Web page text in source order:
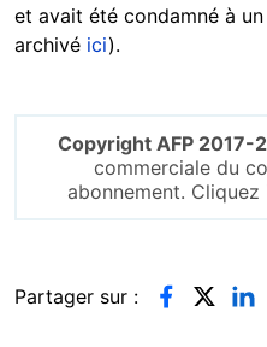
et avait été condamné à
archivé ici).
Copyright AFP 2017-
commerciale du
abonnement. Cliquez
Partager sur :